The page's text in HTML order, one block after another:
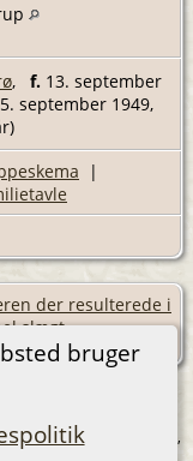
bruger
, f. 13. september
5. september 1949,
|
der resulterede i
slægt
Sitebuilding
v. 15.0.1,